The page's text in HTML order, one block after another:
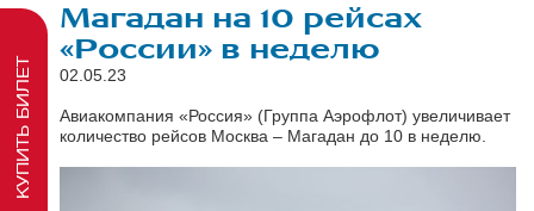
Магадан на 10 рейсах
«России» в неделю
02.05.23
Авиакомпания «Россия» (Группа Аэрофлот) увеличивает
количество рейсов Москва – Магадан до 10 в неделю.
КУПИТЬ БИЛЕТ